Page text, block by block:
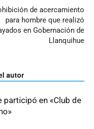
de acercamiento
para hombre que realizó
en Gobernación de
Llanquihue
autor
participó en «Club de